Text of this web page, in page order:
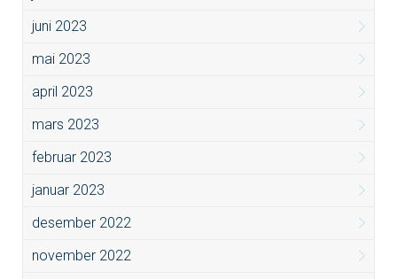
juni 2023
mai 2023
april 2023
mars 2023
februar 2023
januar 2023
desember 2022
november 2022